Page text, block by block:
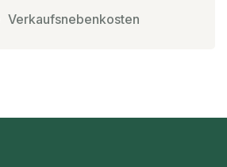
Verkaufsnebenkosten